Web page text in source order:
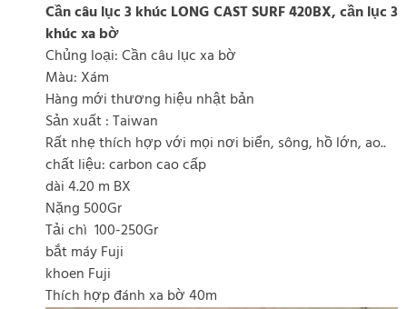
Cần câu lục 3 khúc LONG CAST SURF 420BX, cần lục 3
khúc xa bờ
Chủng loại: Cần câu lục xa bờ
Màu: Xám
Hàng mới thương hiệu nhật bản
Sản xuất : Taiwan
Rất nhẹ thích hợp với mọi nơi biển, sông, hồ lớn, ao..
chất liệu: carbon cao cấp
dài 4.20 m BX
Nặng 500Gr
Tải chì 100-250Gr
bắt máy Fuji
khoen Fuji
Thích hợp đánh xa bờ 40m